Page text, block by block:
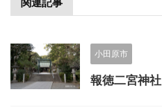
小田原市
報徳二宮神社